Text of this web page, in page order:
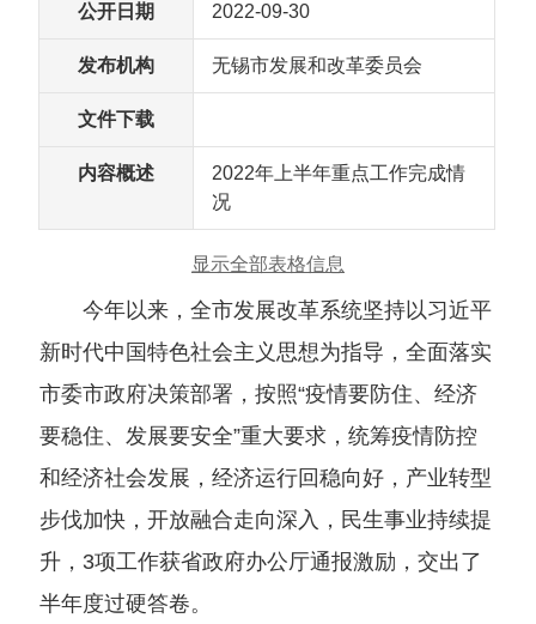
公开日期 2022-09-30
发布机构 无锡市发展和改革委员会
文件下载
内容概述
2022年上半年重点工作完成情
况
显示全部表格信息
今年以来，全市发展改革系统坚持以习近平
新时代中国特色社会主义思想为指导，全面落实
市委市政府决策部署，按照“疫情要防住、经济
要稳住、发展要安全”重大要求，统筹疫情防控
和经济社会发展，经济运行回稳向好，产业转型
步伐加快，开放融合走向深入，民生事业持续提
升，3项工作获省政府办公厅通报激励，交出了
半年度过硬答卷。